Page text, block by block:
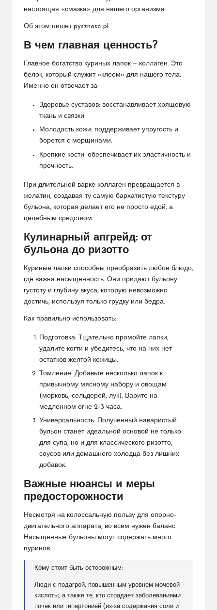
настоящая «смазка» для нашего организма.
Об этом пишет pysznosci.pl.
​В чем главная ценность?
​Главное богатство куриных лапок — коллаген. Это
белок, который служит «клеем» для нашего тела.
Именно он отвечает за:
​Здоровье суставов: восстанавливает хрящевую
ткань и связки.
​Молодость кожи: поддерживает упругость и
борется с морщинами.
​Крепкие кости: обеспечивает их эластичность и
прочность.
​При длительной варке коллаген превращается в
желатин, создавая ту самую бархатистую текстуру
бульона, которая делает его не просто едой, а
целебным средством.
​Кулинарный апгрейд: от
бульона до ризотто
​Куриные лапки способны преобразить любое блюдо,
где важна насыщенность. Они придают бульону
густоту и глубину вкуса, которую невозможно
достичь, используя только грудку или бедра.
​Как правильно использовать:
​Подготовка: Тщательно промойте лапки,
удалите когти и убедитесь, что на них нет
остатков желтой кожицы.
​Томление: Добавьте несколько лапок к
привычному мясному набору и овощам
(морковь, сельдерей, лук). Варите на
медленном огне 2–3 часа.
​Универсальность: Полученный наваристый
бульон станет идеальной основой не только
для супа, но и для классического ризотто,
соусов или домашнего холодца без лишних
добавок.
​Важные нюансы и меры
предосторожности
​Несмотря на колоссальную пользу для опорно-
двигательного аппарата, во всем нужен баланс.
Насыщенные бульоны могут содержать много
пуринов.
​Кому стоит быть осторожным:
Люди с подагрой, повышенным уровнем мочевой
кислоты, а также те, кто страдает заболеваниями
почек или гипертонией (из-за содержания соли и